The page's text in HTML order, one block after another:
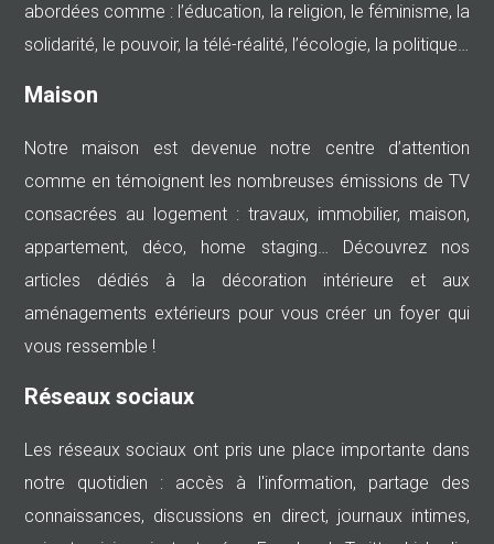
abordées comme : l’éducation, la religion, le féminisme, la
solidarité, le pouvoir, la télé-réalité, l’écologie, la politique…
Maison
Notre maison est devenue notre centre d’attention
comme en témoignent les nombreuses émissions de TV
consacrées au logement : travaux, immobilier, maison,
appartement, déco, home staging… Découvrez nos
articles dédiés à la décoration intérieure et aux
aménagements extérieurs pour vous créer un foyer qui
vous ressemble !
Réseaux sociaux
Les réseaux sociaux ont pris une place importante dans
notre quotidien : accès à l'information, partage des
connaissances, discussions en direct, journaux intimes,